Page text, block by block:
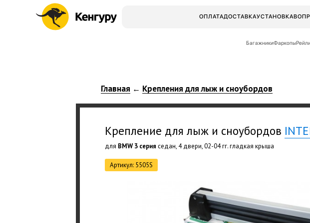
ОПЛАТАДОСТАВКАУСТАНОВКА
БагажникиФаркопы
Главная ← Крепления для лыж и сноубордов
Крепление для лыж и сноубордов
для BMW 3 серия седан, 4 двери, 02-04 гг. гладкая крыша
Артикул: 5505S